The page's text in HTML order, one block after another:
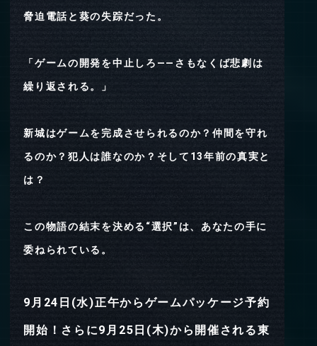
脅迫電話と葵の失踪だった。
「ゲームの開発を中止しろ――さもなくば悲劇は
繰り返される。」
新城はゲームを完成させられるのか？仲間を守れ
るのか？犯人は誰なのか？そして13年前の真実と
は？
この物語の結末を決める“選択”は、あなたの手に
委ねられている。
9月24日(水)正午からゲームパッケージ予約
開始！さらに9月25日(木)から開催される東